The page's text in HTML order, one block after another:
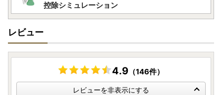
控除シミュレーション
レビュー
4.9 （146件）
レビューを非表示にする